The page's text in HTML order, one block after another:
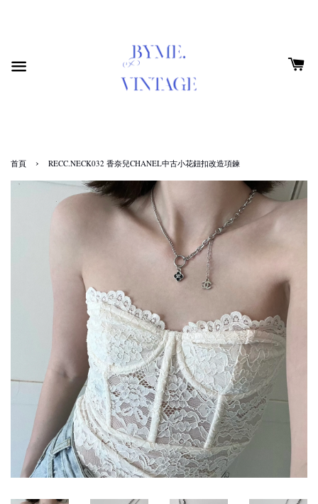
首頁 › RECC.NECK032 香奈兒CHANEL中古小花鈕扣改造項鍊